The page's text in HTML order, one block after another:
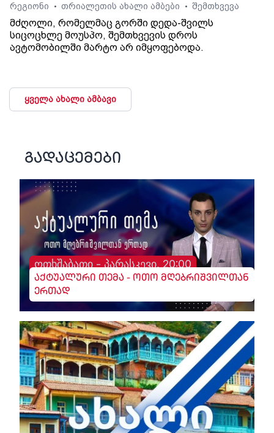
რეგიონი
• თრიალეთის ახალი ამბები • შემთხვევა
მძღოლი, რომელმაც გორში დედა-შვილს
სიცოცხლე მოუსპო, შემთხვევის დროს
ავტომობილში მარტო არ იმყოფებოდა.
ყველა ახალი ამბავი
გადაცემები
ოთხშაბათი - პარასკევი, 20:00
აქტუალური თემა - ოთო მღებრიშვილთან
ერთად